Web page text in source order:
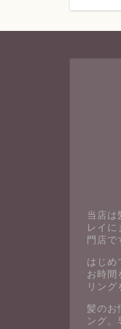
当店は
レイに
門店で
はじめ
お時間
リング
髪のお
ング。